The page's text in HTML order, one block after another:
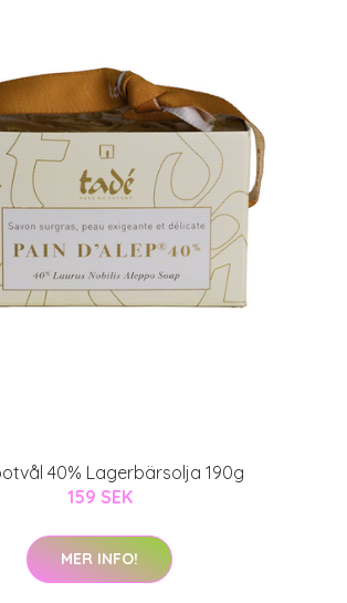
40% Lagerbärsolja 190g
159 SEK
MER INFO!